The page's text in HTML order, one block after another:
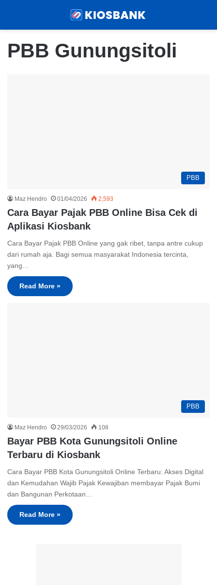
PBB Gunungsitoli
PBB
Maz Hendro 01/04/2026 2,593
Cara Bayar Pajak PBB Online Bisa Cek di
Aplikasi Kiosbank
Cara Bayar Pajak PBB Online yang gak ribet, tanpa antre cukup
dari rumah aja. Bagi semua masyarakat Indonesia tercinta,
yang…
Read More »
PBB
Maz Hendro 29/03/2026 108
Bayar PBB Kota Gunungsitoli Online
Terbaru di Kiosbank
Cara Bayar PBB Kota Gunungsitoli Online Terbaru: Akses Digital
dan Kemudahan Wajib Pajak Kewajiban membayar Pajak Bumi
dan Bangunan Perkotaan…
Read More »